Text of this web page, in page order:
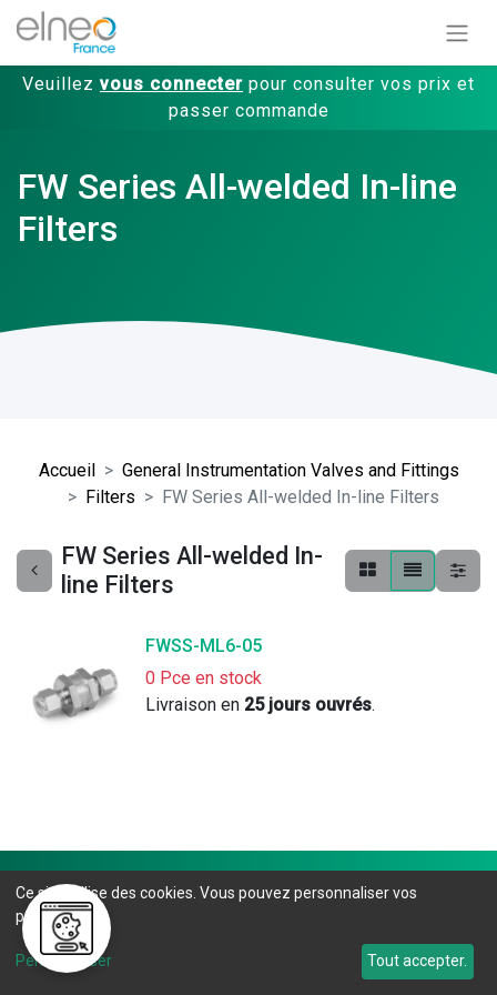
Veuillez vous connecter pour consulter vos prix et
passer commande
FW Series All-welded In-line
Filters
Accueil
General Instrumentation Valves and Fittings
Filters
FW Series All-welded In-line Filters
FW Series All-welded In-
line Filters
FWSS-ML6-05
0 Pce en stock
Livraison en 25 jours ouvrés.
Mettre l'humain au centre de l'entreprise et continuer à
Ce site utilise des cookies. Vous pouvez personnaliser vos
préférences.
Personnaliser Tout accepter.